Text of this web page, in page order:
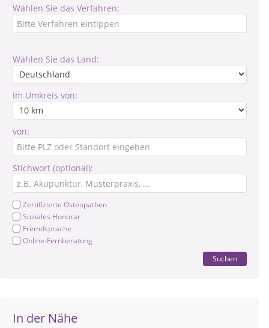
Wählen Sie das Verfahren:
Wählen Sie das Land:
Im Umkreis von:
von:
Stichwort (optional):
Zertifizierte Osteopathen
Soziales Honorar
Fremdsprache
Online-Fernberatung
Suchen
In der Nähe